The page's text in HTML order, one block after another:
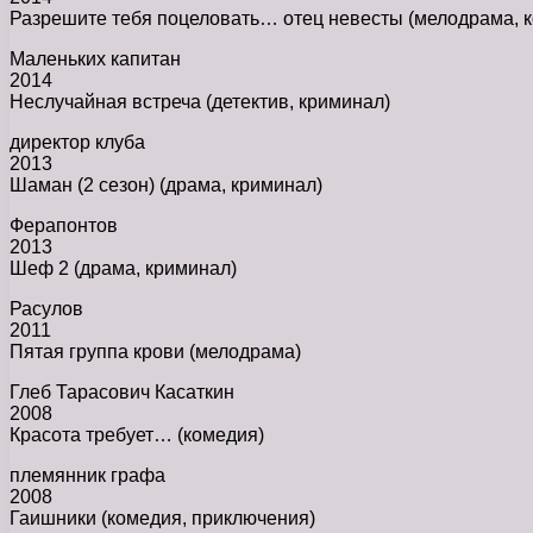
Разрешите тебя поцеловать… отец невесты (мелодрама,
Маленьких капитан
2014
Неслучайная встреча (детектив, криминал)
директор клуба
2013
Шаман (2 сезон) (драма, криминал)
Ферапонтов
2013
Шеф 2 (драма, криминал)
Расулов
2011
Пятая группа крови (мелодрама)
Глеб Тарасович Касаткин
2008
Красота требует… (комедия)
племянник графа
2008
Гаишники (комедия, приключения)